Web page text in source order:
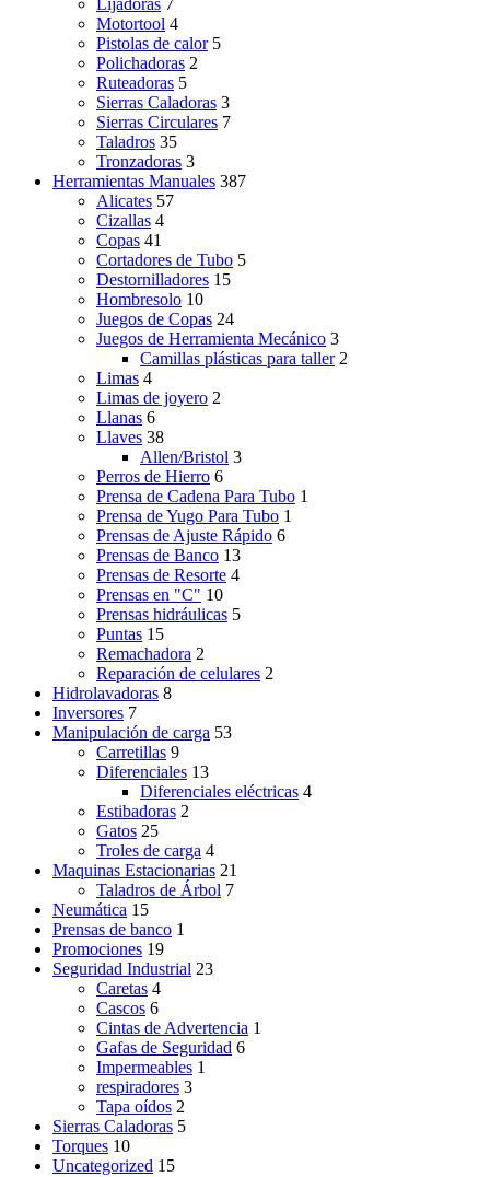
Lijadoras 7
Motortool 4
Pistolas de calor 5
Polichadoras 2
Ruteadoras 5
Sierras Caladoras 3
Sierras Circulares 7
Taladros 35
Tronzadoras 3
Herramientas Manuales 387
Alicates 57
Cizallas 4
Copas 41
Cortadores de Tubo 5
Destornilladores 15
Hombresolo 10
Juegos de Copas 24
Juegos de Herramienta Mecánico 3
Camillas plásticas para taller 2
Limas 4
Limas de joyero 2
Llanas 6
Llaves 38
Allen/Bristol 3
Perros de Hierro 6
Prensa de Cadena Para Tubo 1
Prensa de Yugo Para Tubo 1
Prensas de Ajuste Rápido 6
Prensas de Banco 13
Prensas de Resorte 4
Prensas en "C" 10
Prensas hidráulicas 5
Puntas 15
Remachadora 2
Reparación de celulares 2
Hidrolavadoras 8
Inversores 7
Manipulación de carga 53
Carretillas 9
Diferenciales 13
Diferenciales eléctricas 4
Estibadoras 2
Gatos 25
Troles de carga 4
Maquinas Estacionarias 21
Taladros de Árbol 7
Neumática 15
Prensas de banco 1
Promociones 19
Seguridad Industrial 23
Caretas 4
Cascos 6
Cintas de Advertencia 1
Gafas de Seguridad 6
Impermeables 1
respiradores 3
Tapa oídos 2
Sierras Caladoras 5
Torques 10
Uncategorized 15